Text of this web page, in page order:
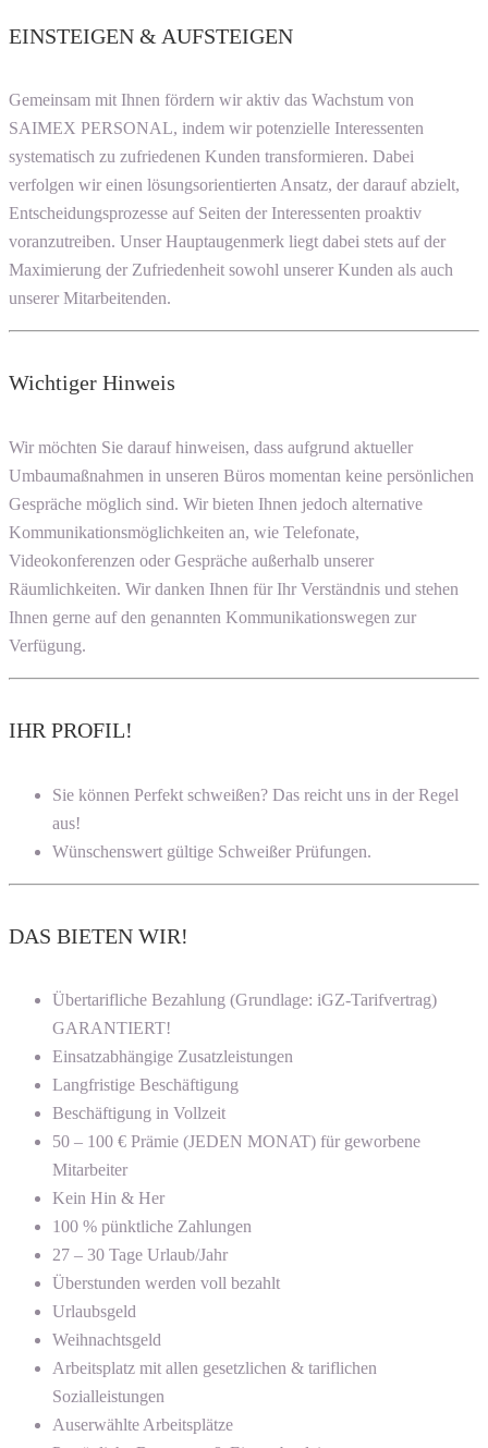
EINSTEIGEN & AUFSTEIGEN
Gemeinsam mit Ihnen fördern wir aktiv das Wachstum von
SAIMEX PERSONAL, indem wir potenzielle Interessenten
systematisch zu zufriedenen Kunden transformieren. Dabei
verfolgen wir einen lösungsorientierten Ansatz, der darauf abzielt,
Entscheidungsprozesse auf Seiten der Interessenten proaktiv
voranzutreiben. Unser Hauptaugenmerk liegt dabei stets auf der
Maximierung der Zufriedenheit sowohl unserer Kunden als auch
unserer Mitarbeitenden.
Wichtiger Hinweis
Wir möchten Sie darauf hinweisen, dass aufgrund aktueller
Umbaumaßnahmen in unseren Büros momentan keine persönlichen
Gespräche möglich sind. Wir bieten Ihnen jedoch alternative
Kommunikationsmöglichkeiten an, wie Telefonate,
Videokonferenzen oder Gespräche außerhalb unserer
Räumlichkeiten. Wir danken Ihnen für Ihr Verständnis und stehen
Ihnen gerne auf den genannten Kommunikationswegen zur
Verfügung.
IHR PROFIL!
Sie können Perfekt schweißen? Das reicht uns in der Regel
aus!
Wünschenswert gültige Schweißer Prüfungen.
DAS BIETEN WIR!
Übertarifliche Bezahlung (Grundlage: iGZ-Tarifvertrag)
GARANTIERT!
Einsatzabhängige Zusatzleistungen
Langfristige Beschäftigung
Beschäftigung in Vollzeit
50 – 100 € Prämie (JEDEN MONAT) für geworbene
Mitarbeiter
Kein Hin & Her
100 % pünktliche Zahlungen
27 – 30 Tage Urlaub/Jahr
Überstunden werden voll bezahlt
Urlaubsgeld
Weihnachtsgeld
Arbeitsplatz mit allen gesetzlichen & tariflichen
Sozialleistungen
Auserwählte Arbeitsplätze